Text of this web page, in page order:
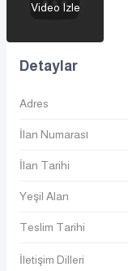
Video Izle
Detaylar
Adres
İlan Numarası
İlan Tarihi
Yeşil Alan
Teslim Tarihi
İletişim Dilleri